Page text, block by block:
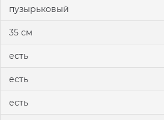
пузырьковый
35 см
есть
есть
есть